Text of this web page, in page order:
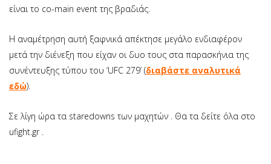
είναι το co-main event της βραδιάς.
Η αναμέτρηση αυτή ξαφνικά απέκτησε μεγάλο ενδιαφέρον
μετά την διένεξη που είχαν οι δυο τους στα παρασκήνια της
συνέντευξης τύπου του ‘UFC 279’ (διαβάστε αναλυτικά
εδώ).
Σε λίγη ώρα τα staredowns των μαχητών . Θα τα δείτε όλα στο
ufight.gr .